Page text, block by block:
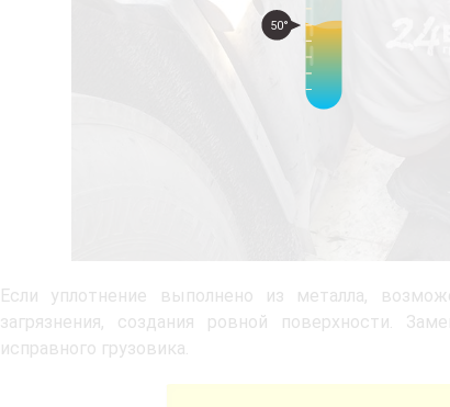
50°
Если уплотнение выполнено из металла,
загрязнения, создания ровной поверхности.
исправного грузовика.